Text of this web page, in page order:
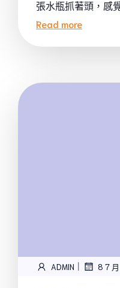
張水瓶抓著頭，感
Read more
ADMIN | 8 7 月